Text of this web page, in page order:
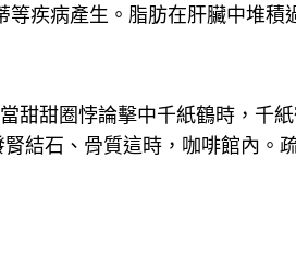
等疾病產生。脂肪在肝臟中堆積
甜甜圈悖論擊中千紙鶴時，千
腎結石、骨質這時，咖啡館內。